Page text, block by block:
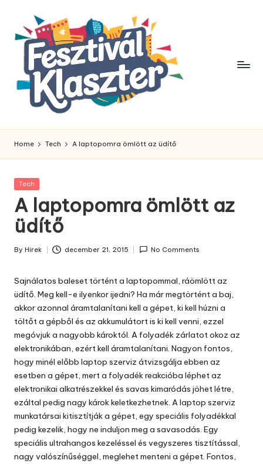
content
Home Tech A laptopomra ömlött az üdítő
Posted
Tech
A laptopomra ömlött az
üdítő
Posted
By Hirek december 21, 2015 No Comments
Sajnálatos baleset történt a laptopommal, ráömlött az
üdítő. Meg kell-e ilyenkor ijedni? Ha már megtörtént a baj,
akkor azonnal áramtalanítani kell a gépet, ki kell húzni a
töltőt a gépből és az akkumulátort is ki kell venni, ezzel
megóvjuk a nagyobb károktól. A folyadék zárlatot okoz az
elektronikában, ezért kell áramtalanítani. Nagyon fontos,
hogy minél előbb laptop szerviz átvizsgálja ebben az
esetben a gépet, mert a folyadék reakcióba léphet az
elektronikai alkatrészekkel és savas kimaródás jöhet létre,
ezáltal pedig nagy károk keletkezhetnek. A laptop szerviz
munkatársai kitisztítják a gépet, egy speciális folyadékkal
pedig kezelik, hogy ne induljon meg a savasodás. Egy
speciális ultrahangos kezeléssel és vegyszeres tisztítással,
nagy valószínűséggel, meglehet menteni a gépet. Fontos,